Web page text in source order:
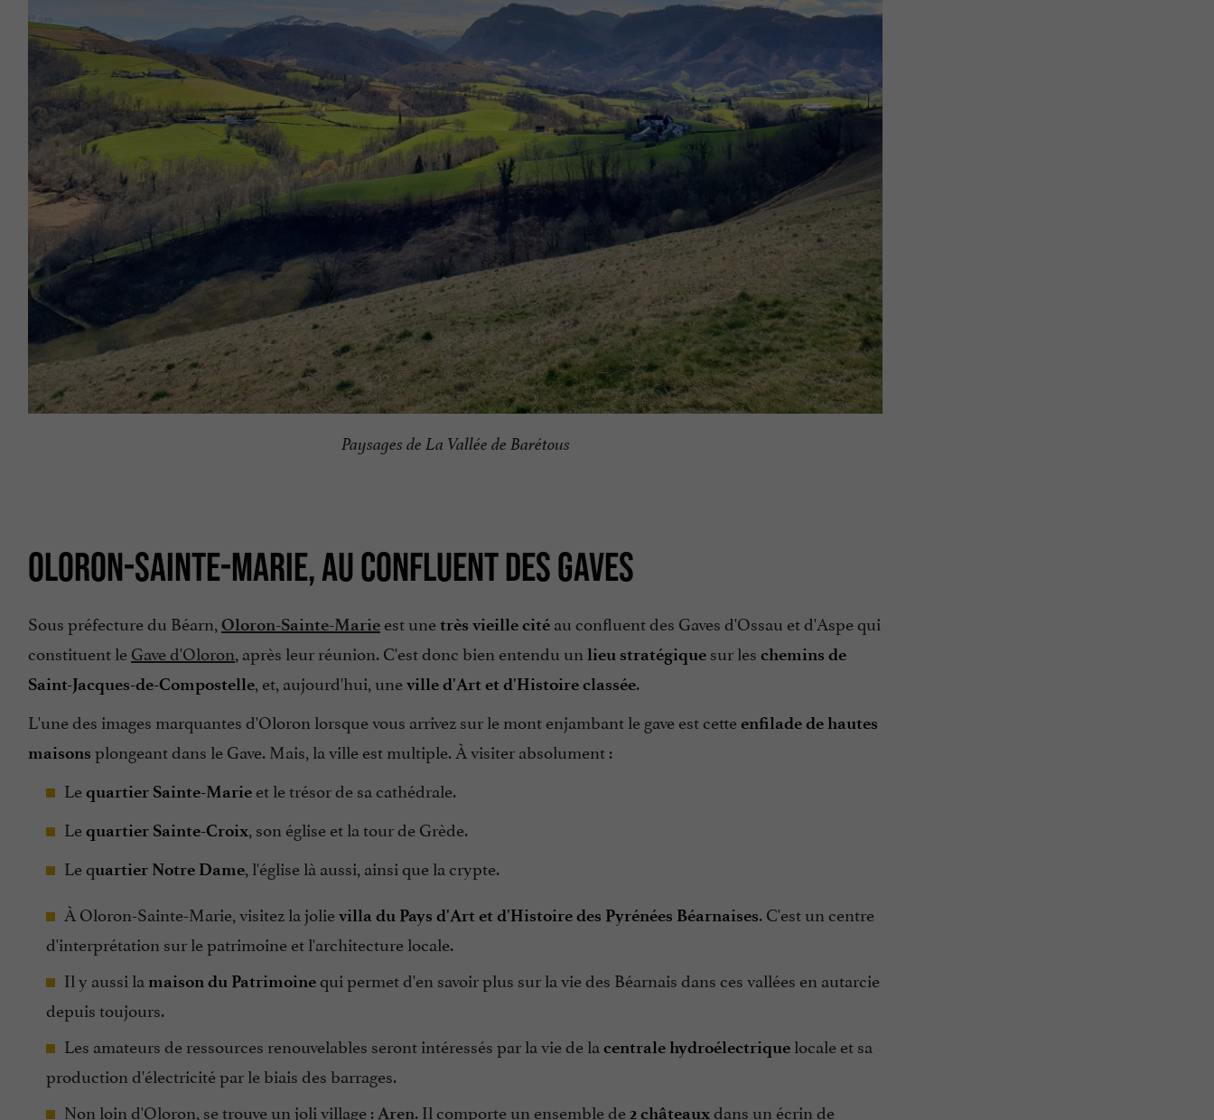
Paysages de La Vallée de Barétous
OLORON-SAINTE-MARIE, AU CONFLUENT DES GAVES
Sous préfecture du Béarn, Oloron-Sainte-Marie est unetrès vieille cité au confluent des Gaves d'Ossau et d'Aspe qui
constituent leGave d'Oloron, après leur réunion. C'est donc bien entendu un lieu stratégique sur les chemins de
Saint-Jacques-de-Compostelle, et, aujourd'hui, uneville d'Art et d'Histoire classée.
L'une des images marquantes d'Oloron lorsque vous arrivez sur le mont enjambant le gave est cetteenfilade de hautes
maisons plongeant dans le Gave. Mais, la ville est multiple. À visiter absolument :
Lequartier Sainte-Marie et le trésor de sa cathédrale.
Lequartier Sainte-Croix, son église et la tour de Grède.
Le quartier Notre Dame, l'église là aussi, ainsi que la crypte.
À Oloron-Sainte-Marie, visitez la jolievilla du Pays d'Art et d'Histoire des Pyrénées Béarnaises. C'est un centre
d'interprétation sur le patrimoine et l'architecture locale.
Il y aussi la maison du Patrimoinequi permet d'en savoir plus sur la vie des Béarnais dans ces vallées en autarcie
depuis toujours.
Les amateurs de ressources renouvelables seront intéressés par la vie de la centrale hydroélectrique locale et sa
production d'électricité par le biais des barrages.
Non loin d'Oloron, se trouve un joli village :Aren. Il comporte un ensemble de2 châteauxdans un écrin de